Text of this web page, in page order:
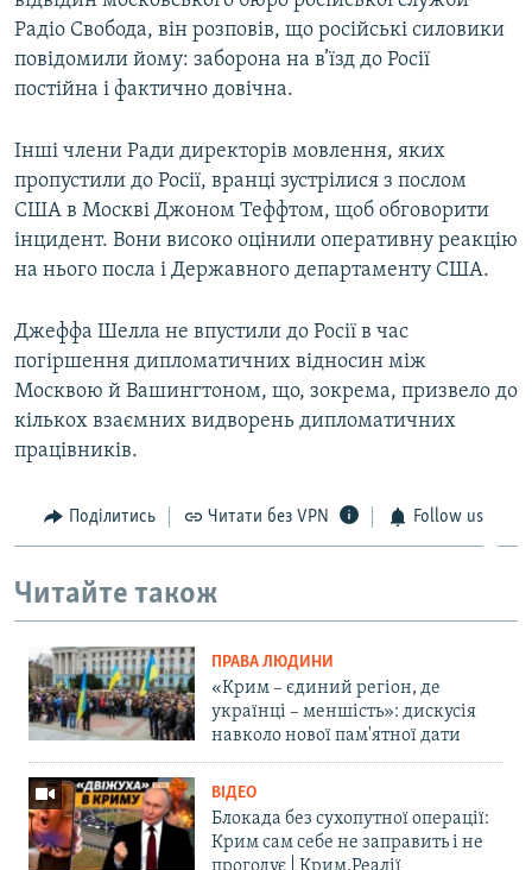
Радіо Свобода, він розповів, що російські силовики
повідомили йому: заборона на в’їзд до Росії
постійна і фактично довічна.
Інші члени Ради директорів мовлення, яких
пропустили до Росії, вранці зустрілися з послом
США в Москві Джоном Теффтом, щоб обговорити
інцидент. Вони високо оцінили оперативну реакцію
на нього посла і Державного департаменту США.
Джеффа Шелла не впустили до Росії в час
погіршення дипломатичних відносин між
Москвою й Вашингтоном, що, зокрема, призвело до
кількох взаємних видворень дипломатичних
працівників.
Поділитись Читати без VPN Follow us
Читайте також
ПРАВА ЛЮДИНИ
«Крим – єдиний регіон, де
українці – меншість»: дискусія
навколо нової пам'ятної дати
ВІДЕО
Блокада без сухопутної операції:
Крим сам себе не заправить і не